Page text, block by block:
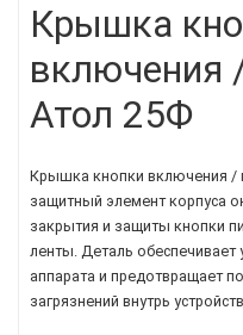
Крышка
включения
Атол 25Ф
Крышка кнопки включения /
защитный элемент корпуса
закрытия и защиты кнопки
ленты. Деталь обеспечивает
аппарата и предотвращает
загрязнений внутрь